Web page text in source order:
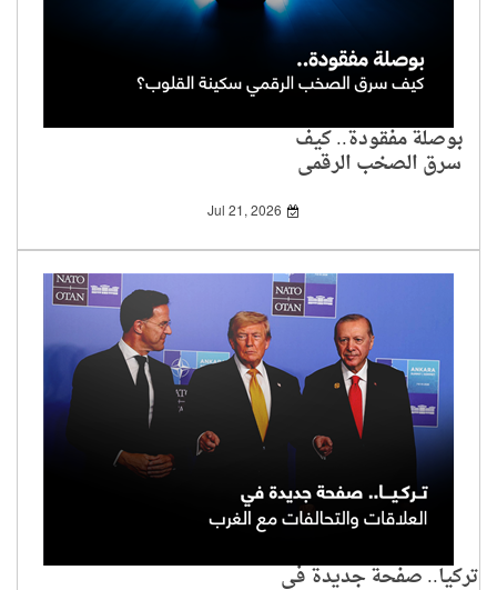
بوصلة مفقودة.. كيف
سرق الصخب الرقمي
سكينة القلوب؟
Jul 21, 2026
تركيا.. صفحة جديدة في